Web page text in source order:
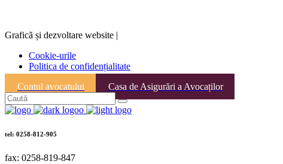
Graficã și dezvoltare website |
Cookie-urile
Politica de confidențialitate
Contul avocatului
Casa de Asigurări a Avocaților
tel: 0258-812-905
fax: 0258-819-847